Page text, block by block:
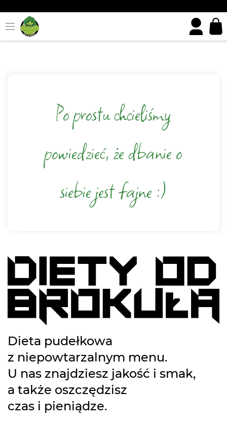
Dieta pudełkowa
z niepowtarzalnym menu.
U nas znajdziesz jakość i smak,
a także oszczędzisz
czas i pieniądze.
Po prostu chcieliśmy
powiedzieć, że dbanie o
siebie jest fajne :)